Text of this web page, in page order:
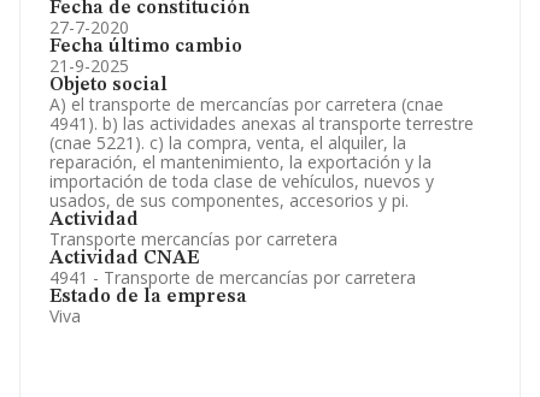
Fecha de constitución
27-7-2020
Fecha último cambio
21-9-2025
Objeto social
A) el transporte de mercancías por carretera (cnae
4941). b) las actividades anexas al transporte terrestre
(cnae 5221). c) la compra, venta, el alquiler, la
reparación, el mantenimiento, la exportación y la
importación de toda clase de vehículos, nuevos y
usados, de sus componentes, accesorios y pi.
Actividad
Transporte mercancías por carretera
Actividad CNAE
4941 - Transporte de mercancías por carretera
Estado de la empresa
Viva